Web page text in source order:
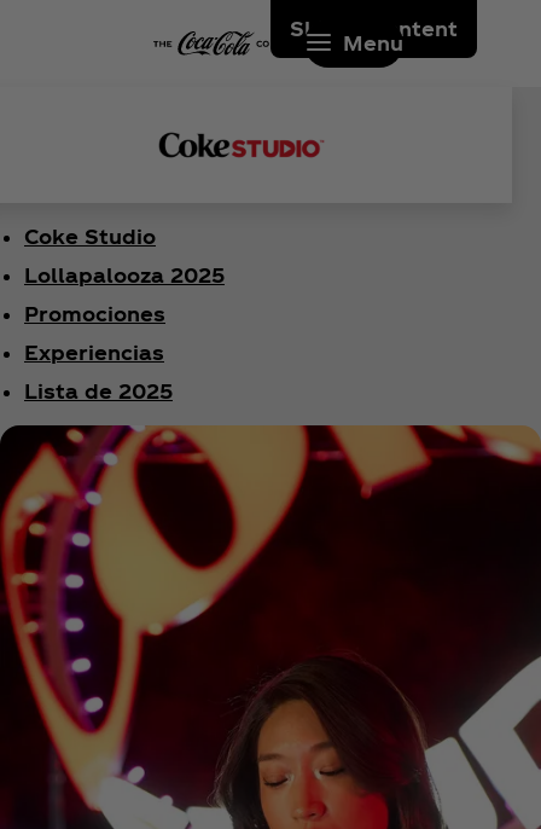
Skip to content
Menu
Coke Studio
Lollapalooza 2025
Promociones
Experiencias
Lista de 2025